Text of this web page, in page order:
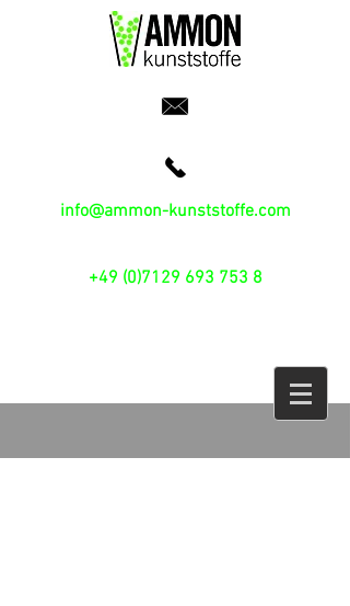
info@ammon-kunststoffe.com
+49 (0)7129 693 753 8